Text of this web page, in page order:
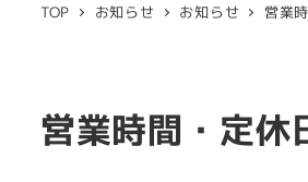
TOP お知らせ お知らせ 営業
営業時間・定休